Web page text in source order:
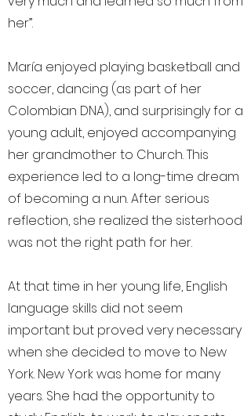
her”.
María enjoyed playing basketball and
soccer, dancing (as part of her
Colombian DNA), and surprisingly for a
young adult, enjoyed accompanying
her grandmother to Church. This
experience led to a long-time dream
of becoming a nun. After serious
reflection, she realized the sisterhood
was not the right path for her.
At that time in her young life, English
language skills did not seem
important but proved very necessary
when she decided to move to New
York. New York was home for many
years. She had the opportunity to